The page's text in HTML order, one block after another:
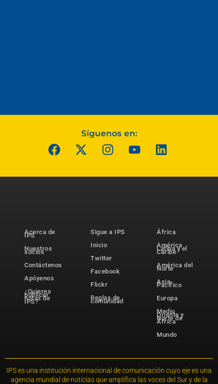
Síguenos en:
Acerca de
IPS
Nuestros
socios
Contáctenos
Apóyenos
¿Quieres
publicar
notas de
IPS?
Sigue a IPS
Inicio
Twitter
Facebook
Flickr
Reglas de
comunidad
África
América
Latina y el
Caribe
América del
Norte
Asia-
Pacífico
Europa
Medio
Oriente y
Norte de
África
Mundo
IPS es una institución internacional de comunicación cuyo eje es una
agencia mundial de noticias que amplifica las voces del Sur y de la